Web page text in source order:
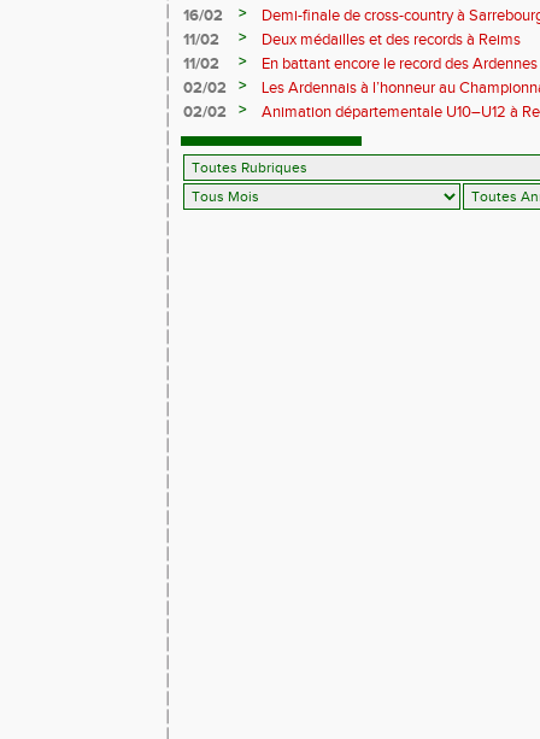
Trail 2026
16/02 >
Demi-finale de cross-country à
boue… et à la fête !
11/02 >
Deux médailles et des records à Reims
11/02
>
En battant encore le record des
Pihet ira aux championnats de France
02/02 >
Les Ardennais à l’honneur au
02/02
>
Animation départementale U10–U12 à